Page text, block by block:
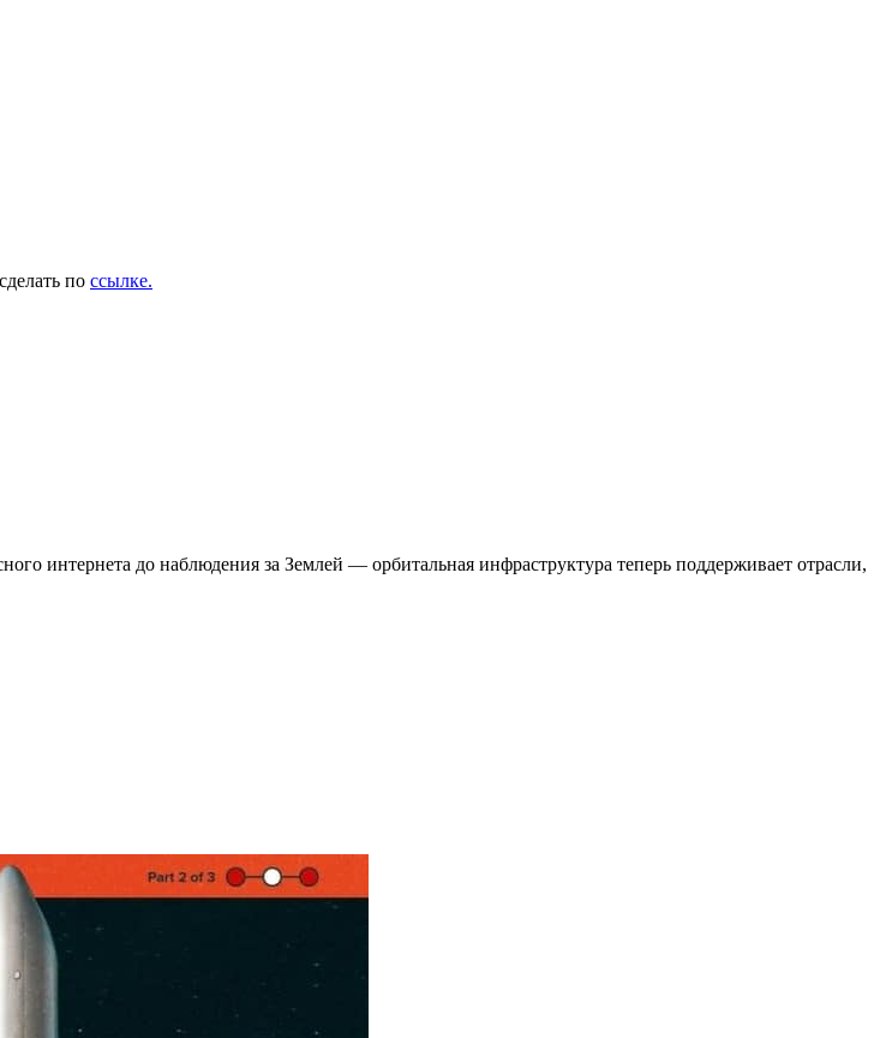
по ссылке.
интернета до наблюдения за Землей — орбитальная инфраструктура теперь поддерживает отрасли,